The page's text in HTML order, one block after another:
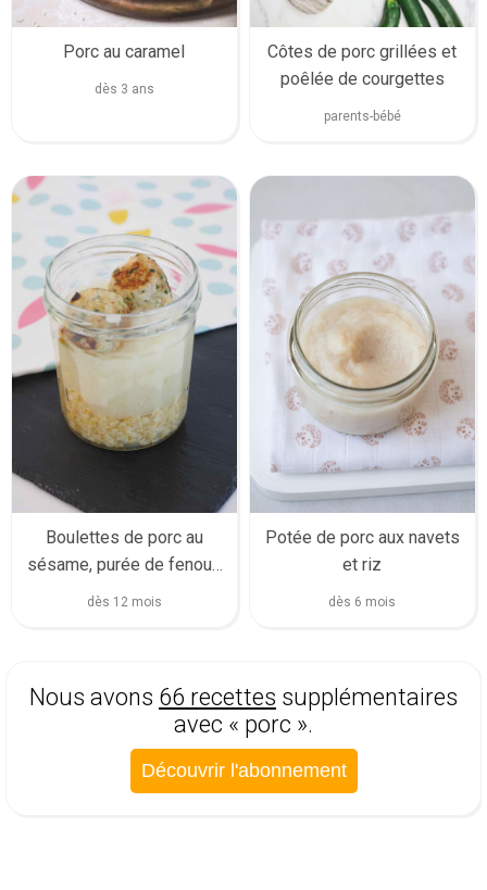
Porc au caramel
dès 3 ans
Côtes de porc grillées et
poêlée de courgettes
parents-bébé
Boulettes de porc au
sésame, purée de fenouil
et navet, boulgour
dès 12 mois
Potée de porc aux navets
et riz
dès 6 mois
Nous avons 66 recettes supplémentaires
avec « porc ».
Découvrir l'abonnement